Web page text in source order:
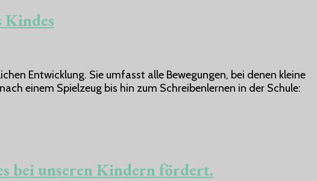
Kindes
Entwicklung. Sie umfasst alle Bewegungen, bei denen kleine
einem Spielzeug bis hin zum Schreibenlernen in der Schule:
bei unseren Kindern fördert.